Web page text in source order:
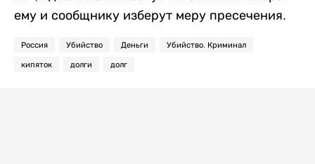
ему и сообщнику изберут меру пресечения.
Россия Убийство Деньги Убийство. Криминал
кипяток долги долг